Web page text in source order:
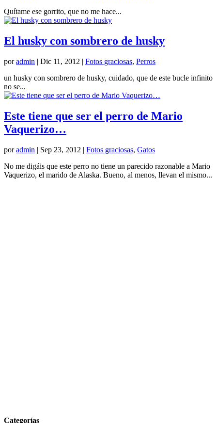
Quítame ese gorrito, que no me hace...
El husky con sombrero de husky
poradmin | Dic 11, 2012 | Fotos graciosas, Perros
un husky con sombrero de husky, cuidado, que de este bucle infinito
no se...
Este tiene que ser el perro de Mario
Vaquerizo…
poradmin | Sep 23, 2012 | Fotos graciosas, Gatos
No me digáis que este perro no tiene un parecido razonable a Mario
Vaquerizo, el marido de Alaska. Bueno, al menos, llevan el mismo...
Categorías